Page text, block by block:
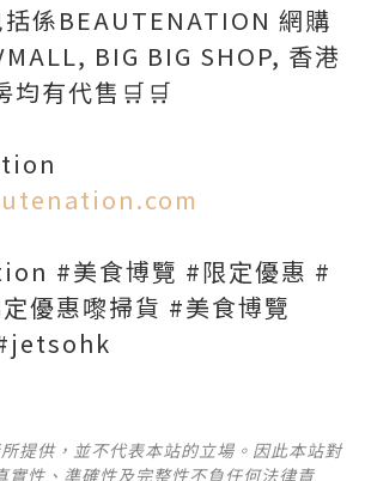
係BEAUTENATION 網購
BIG BIG SHOP, 香港
均有代售🛒🛒
#美食博覽 #限定優惠 #
優惠嚟掃貨 #美食博覽
提供，並不代表本站的立場。因此本站對
實性、準確性及完整性不負任何法律責